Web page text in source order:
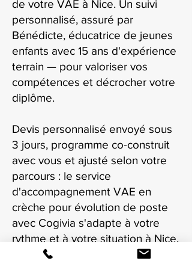
de votre VAE à Nice. Un suivi
personnalisé, assuré par
Bénédicte, éducatrice de jeunes
enfants avec 15 ans d'expérience
terrain — pour valoriser vos
compétences et décrocher votre
diplôme.
Devis personnalisé envoyé sous
3 jours, programme co-construit
avec vous et ajusté selon votre
parcours : le service
d'accompagnement VAE en
crèche pour évolution de poste
avec Cogivia s'adapte à votre
rythme et à votre situation à Nice.